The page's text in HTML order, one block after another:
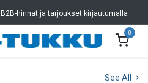
B2B-hinnat ja tarjoukset kirjautumalla
0
See All